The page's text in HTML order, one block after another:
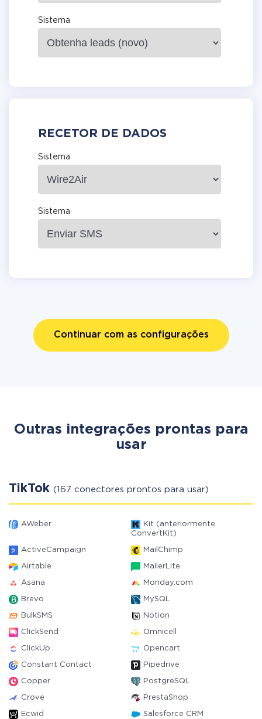
Sistema
RECETOR DE DADOS
Sistema
Sistema
Continuar com as configurações
Outras integrações prontas para
usar
TikTok (167 conectores prontos para usar)
AWeber
Kit (anteriormente
ConvertKit)
ActiveCampaign MailChimp
Airtable MailerLite
Asana Monday.com
Brevo MySQL
BulkSMS Notion
ClickSend Omnicell
ClickUp Opencart
Constant Contact Pipedrive
Copper PostgreSQL
Crove PrestaShop
Ecwid Salesforce CRM